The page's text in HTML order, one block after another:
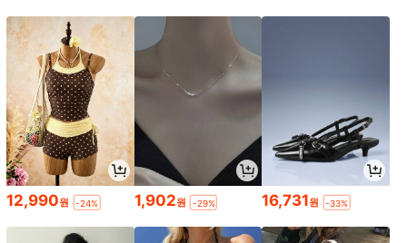
12,990원 -24% 1,902원 -29% 16,731원 -33%